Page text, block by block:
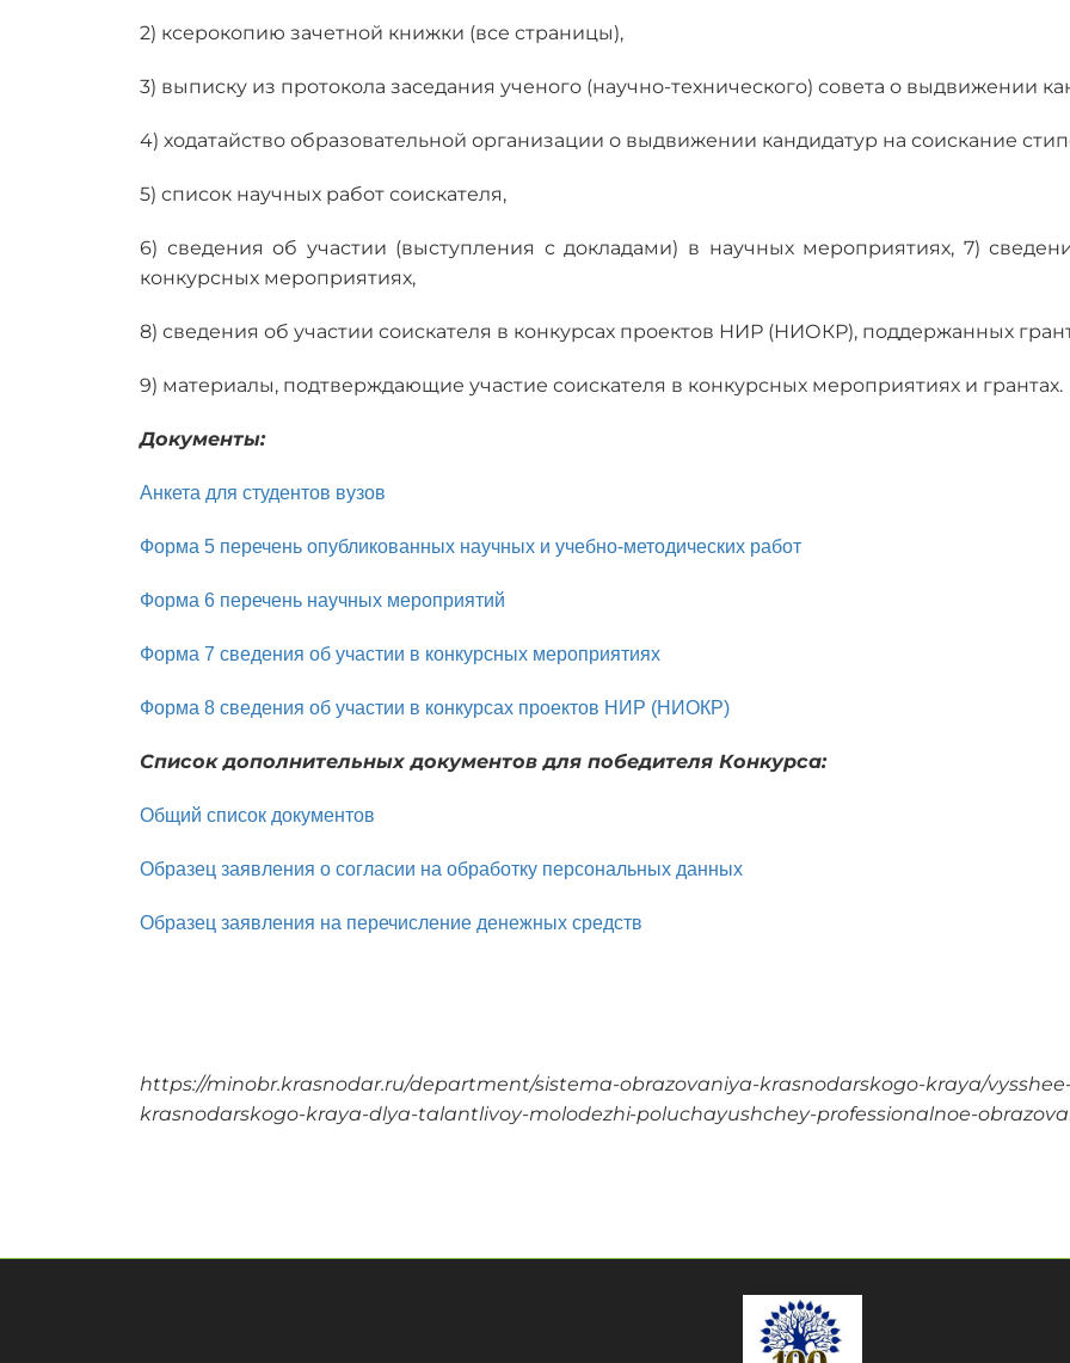
2) ксерокопию зачетной книжки (все страницы),
3) выписку из протокола заседания ученого (научно-технического) совета о выдвижении
4) ходатайство образовательной организации о выдвижении кандидатур на соискание
5) список научных работ соискателя,
6) сведения об участии (выступления с докладами) в научных мероприятиях, 7)
конкурсных мероприятиях,
8) сведения об участии соискателя в конкурсах проектов НИР (НИОКР), поддержанных
9) материалы, подтверждающие участие соискателя в конкурсных мероприятиях и грантах.
Документы:
Анкета для студентов вузов
Форма 5 перечень опубликованных научных и учебно-методических работ
Форма 6 перечень научных мероприятий
Форма 7 сведения об участии в конкурсных мероприятиях
Форма 8 сведения об участии в конкурсах проектов НИР (НИОКР)
Список дополнительных документов для победителя Конкурса:
Общий список документов
Образец заявления о согласии на обработку персональных данных
Образец заявления на перечисление денежных средств
https://minobr.krasnodar.ru/department/sistema-obrazovaniya-krasnodarskogo-kraya/
krasnodarskogo-kraya-dlya-talantlivoy-molodezhi-poluchayushchey-professionalnoe-